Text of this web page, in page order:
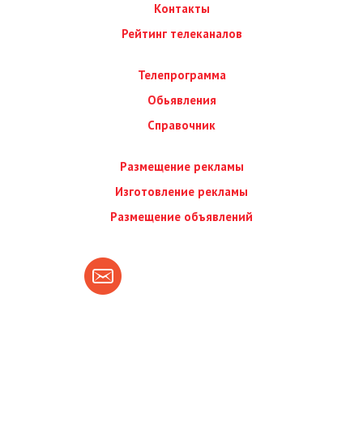
Контакты
Рейтинг телеканалов
Телепрограмма
Обьявления
Справочник
Размещение рекламы
Изготовление рекламы
Размещение объявлений